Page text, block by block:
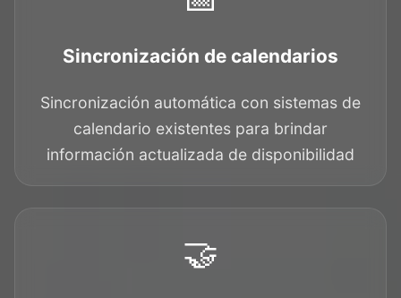
Sincronización de calendarios
Sincronización automática con sistemas de
calendario existentes para brindar
información actualizada de disponibilidad
🤝